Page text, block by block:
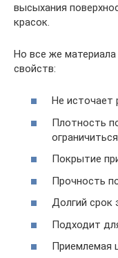
высыхания
красок.
Но все же
свойств:
Не источает
Плотность
Покрытие
Прочность
Долгий срок
Подходит
Приемлемая